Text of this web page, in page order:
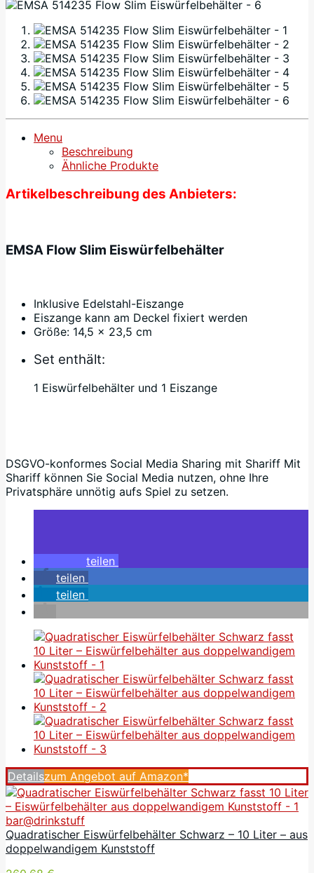
Menu
Beschreibung
Ähnliche Produkte
Artikelbeschreibung des Anbieters:
EMSA Flow Slim Eiswürfelbehälter
Inklusive Edelstahl-Eiszange
Eiszange kann am Deckel fixiert werden
Größe: 14,5 x 23,5 cm
Set enthält:
1 Eiswürfelbehälter und 1 Eiszange
DSGVO-konformes Social Media Sharing mit Shariff Mit
Shariff können Sie Social Media nutzen, ohne Ihre
Privatsphäre unnötig aufs Spiel zu setzen.
teilen
teilen
teilen
Detailszum Angebot auf Amazon*
bar@drinkstuff
Quadratischer Eiswürfelbehälter Schwarz – 10 Liter – aus
doppelwandigem Kunststoff